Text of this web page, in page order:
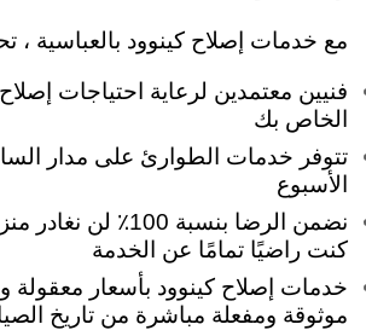
مع خدمات إصلاح كينوود بالعباسية
فنيين معتمدين لرعاية احتياجات إصلاح
الخاص بك
تتوفر خدمات الطوارئ على مدار
الأسبوع
نضمن الرضا بنسبة 100٪ لن
كنت راضيًا تمامًا عن الخدمة
خدمات إصلاح كينوود بأسعار
موثوقة ومفعلة مباشرة من تاريخ